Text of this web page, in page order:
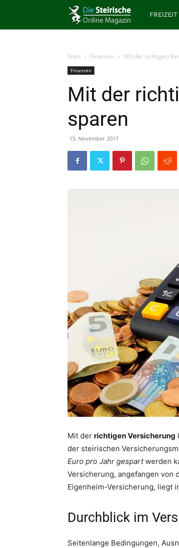
Die
Start Finanzen Mit der richtigen
Finanzen
Mit der
sparen
15. November 2017
Mit der richtigen Versicherung
der steirischen
Euro pro Jahr gespartwerden
Versicherung, angefangen von
Eigenheim-Versicherung, liegt
Durchblick im
Seitenlange Bedingungen,